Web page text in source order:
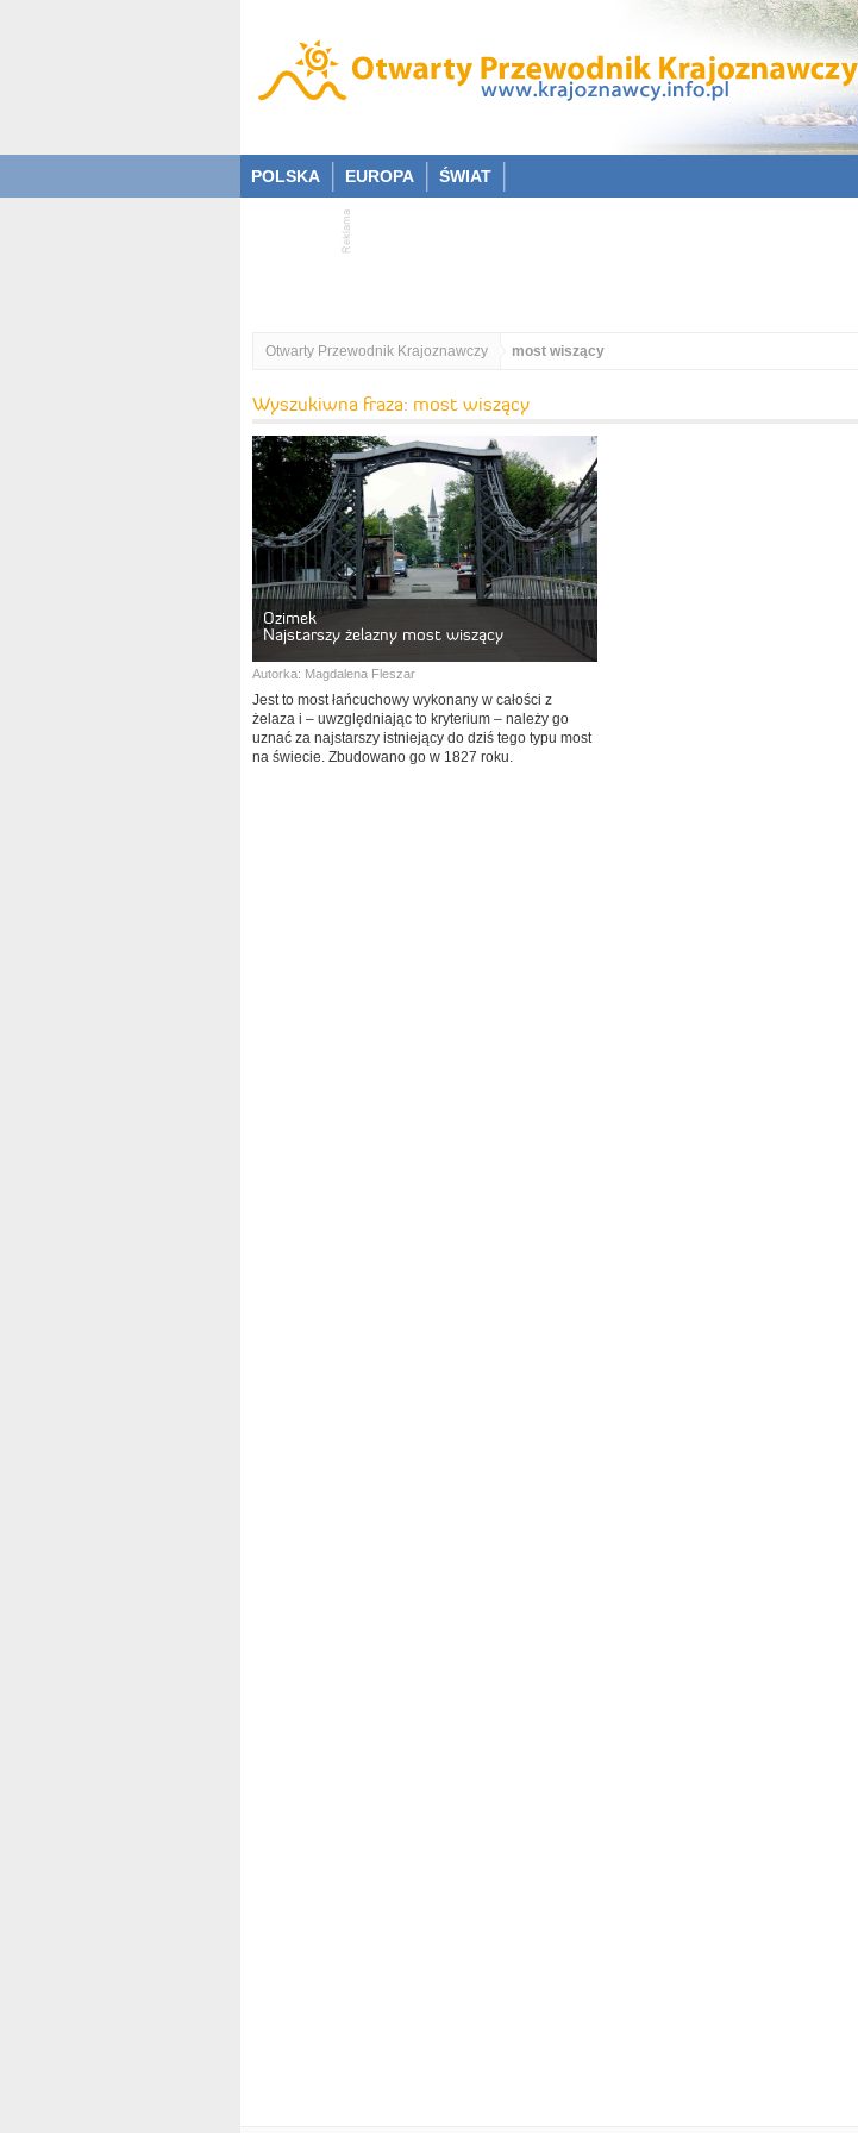
POLSKA EUROPA ŚWIAT
Otwarty Przewodnik Krajoznawczy most wiszący
Wyszukiwna fraza: most wiszący
Ozimek
Najstarszy żelazny most wiszący
Autorka: Magdalena Fleszar
Jest to most łańcuchowy wykonany w całości z
żelaza i – uwzględniając to kryterium – należy go
uznać za najstarszy istniejący do dziś tego typu most
na świecie. Zbudowano go w 1827 roku.